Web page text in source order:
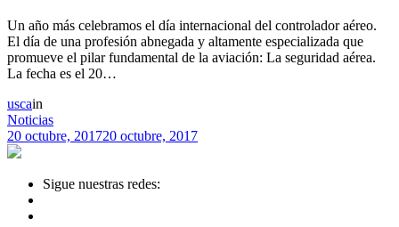
Un año más celebramos el día internacional del controlador aéreo.
El día de una profesión abnegada y altamente especializada que
promueve el pilar fundamental de la aviación: La seguridad aérea.
La fecha es el 20…
uscain
Noticias
20 octubre, 201720 octubre, 2017
Sigue nuestras redes: